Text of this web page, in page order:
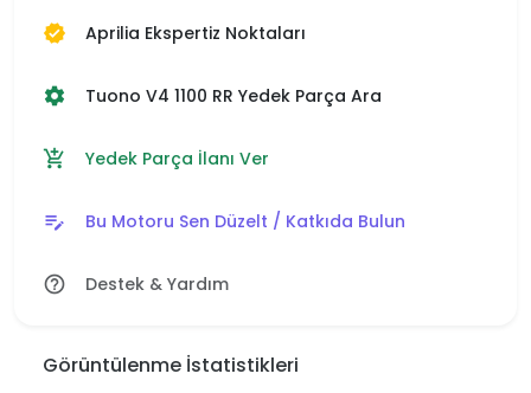
verified Aprilia Ekspertiz Noktaları
settings Tuono V4 1100 RR Yedek Parça Ara
add_shopping_cart Yedek Parça İlanı Ver
edit_note Bu Motoru Sen Düzelt / Katkıda Bulun
help_outline Destek & Yardım
Görüntülenme İstatistikleri